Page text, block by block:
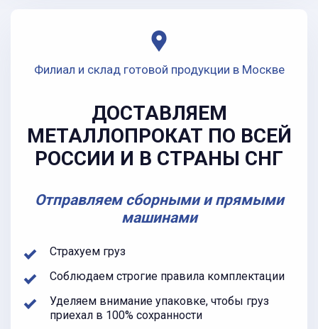
Филиал и склад готовой продукции в Москве
ДОСТАВЛЯЕМ
МЕТАЛЛОПРОКАТ ПО ВСЕЙ
РОССИИ И В СТРАНЫ СНГ
Отправляем сборными и прямыми
машинами
Страхуем груз
Соблюдаем строгие правила комплектации
Уделяем внимание упаковке, чтобы груз
приехал в 100% сохранности